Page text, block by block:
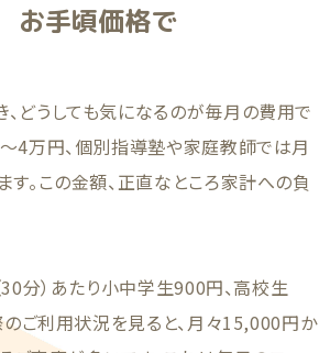
お手頃価格で
どうしても気になるのが毎月の費用で
4万円、個別指導塾や家庭教師では月
。この金額、正直なところ家計への負
分）あたり小中学生900円、高校生
ご利用状況を見ると、月々15,000円か